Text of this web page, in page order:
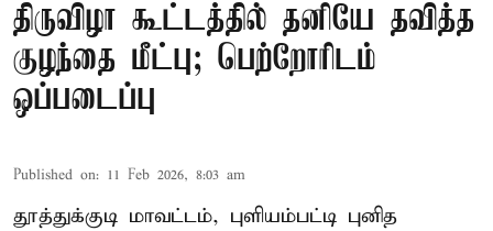
திருவிழா கூட்டத்தில் தனியே தவித்த
குழந்தை மீட்பு; பெற்றோரிடம்
ஒப்படைப்பு
Published on: 11 Feb 2026, 8:03 am
தூத்துக்குடி மாவட்டம், புளியம்பட்டி புனித